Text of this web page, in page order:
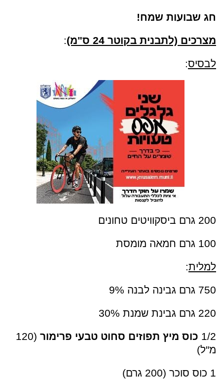
חג שבועות שמח!
מצרכים (לתבנית בקוטר 24 ס"מ) :
לבסיס:
200 גרם ביסקוויטים טחונים
100 גרם חמאה מומסת
למלית:
750 גרם גבינה לבנה 9%
220 גרם גבינת שמנת 30%
1/2 כוס מיץ תפוזים סחוט טבעי פרימור
(120
מ"ל)
1 כוס סוכר (200 גרם)